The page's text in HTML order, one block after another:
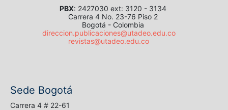
PBX: 2427030 ext: 3120 - 3134
Carrera 4 No. 23-76 Piso 2
Bogotá - Colombia
direccion.publicaciones@utadeo.edu.co
revistas@utadeo.edu.co
Sede Bogotá
Carrera 4 # 22-61